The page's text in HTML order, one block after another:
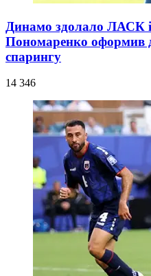
Динамо здолало ЛАСК
Пономаренко оформив
спарингу
14 346